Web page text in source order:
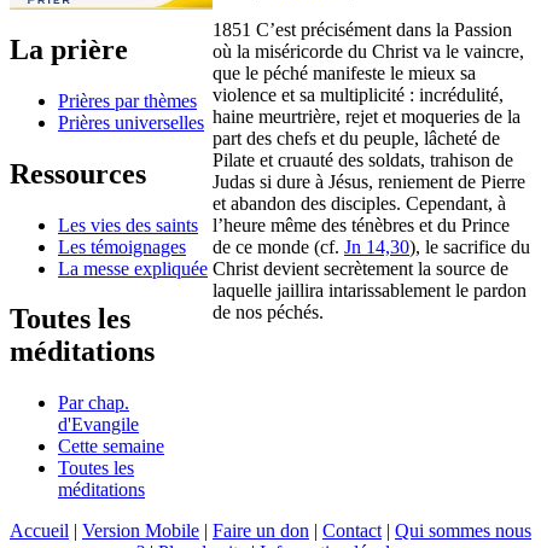
La prière
Prières par thèmes
Prières universelles
Ressources
Les vies des saints
Les témoignages
La messe expliquée
Toutes les
méditations
Par chap.
d'Evangile
Cette semaine
Toutes les
méditations
1851 C’est précisément dans la Passion
où la miséricorde du Christ va le vaincre,
que le péché manifeste le mieux sa
violence et sa multiplicité : incrédulité,
haine meurtrière, rejet et moqueries de la
part des chefs et du peuple, lâcheté de
Pilate et cruauté des soldats, trahison de
Judas si dure à Jésus, reniement de Pierre
et abandon des disciples. Cependant, à
l’heure même des ténèbres et du Prince
de ce monde (cf. Jn 14,30), le sacrifice du
Christ devient secrètement la source de
laquelle jaillira intarissablement le pardon
de nos péchés.
Accueil | Version Mobile | Faire un don | Contact | Qui sommes nous